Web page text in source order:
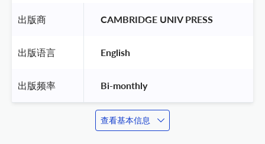
出版商 CAMBRIDGE UNIV PRESS
出版语言 English
出版频率 Bi-monthly
查看基本信息